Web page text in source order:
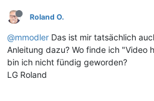
Roland O.
@mmodler Das ist mir tatsächlich
Anleitung dazu? Wo finde ich "Video
bin ich nicht fündig geworden?
LG Roland